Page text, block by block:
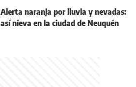
Alerta naranja por lluvia y nevadas:
así nieva en la ciudad de Neuquén